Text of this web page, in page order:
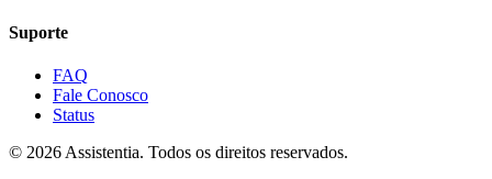
Suporte
FAQ
Fale Conosco
Status
© 2026 Assistentia. Todos os direitos reservados.